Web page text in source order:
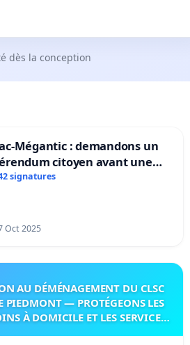
dès la conception
Mégantic : demandons un
citoyen avant une
irréversible de
signatures
Oct 2025
AU DÉMÉNAGEMENT DU CLSC
PIEDMONT — PROTÉGEONS LES
À DOMICILE ET LES SERVICES